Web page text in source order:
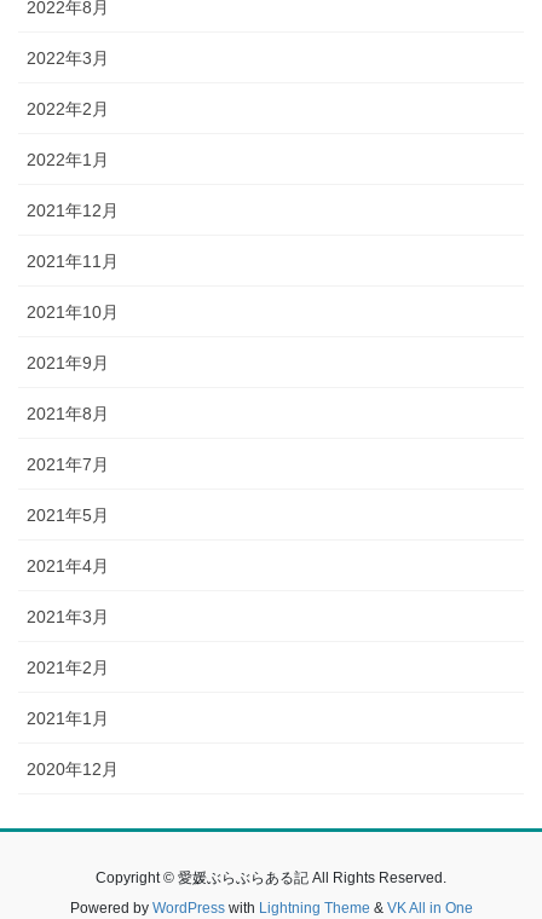
2022年8月
2022年3月
2022年2月
2022年1月
2021年12月
2021年11月
2021年10月
2021年9月
2021年8月
2021年7月
2021年5月
2021年4月
2021年3月
2021年2月
2021年1月
2020年12月
Copyright © 愛媛ぶらぶらある記 All Rights Reserved.
Powered by WordPresswith Lightning Theme & VK All in One